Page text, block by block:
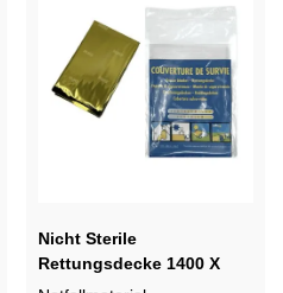
Nicht Sterile
Rettungsdecke 1400 X
2200 Mm